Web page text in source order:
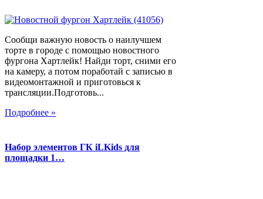
Сообщи важную новость о наилучшем
торте в городе с помощью новостного
фургона Хартлейк! Найди торт, сними его
на камеру, а потом поработай с записью в
видеомонтажной и приготовься к
трансляции.Подготовь...
Подробнее »
Набор элементов ГК iLKids для
площадки 1…